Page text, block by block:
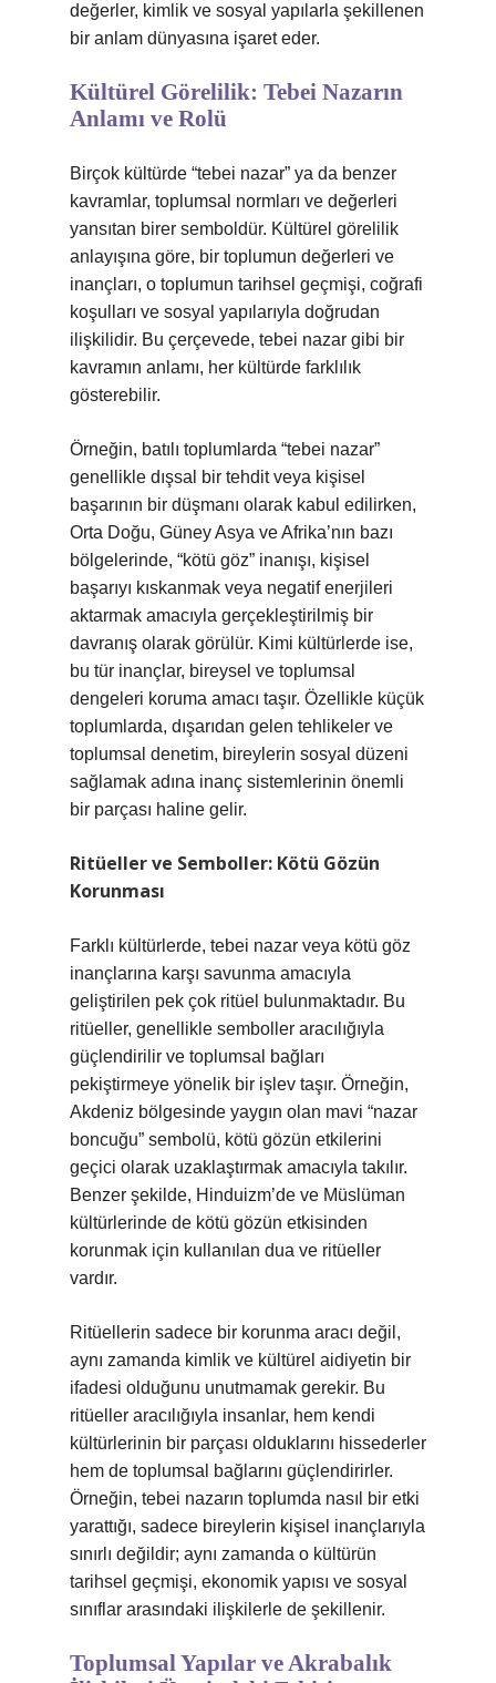
değerler, kimlik ve sosyal yapılarla şekillenen
bir anlam dünyasına işaret eder.
Kültürel Görelilik: Tebei Nazarın
Anlamı ve Rolü
Birçok kültürde “tebei nazar” ya da benzer
kavramlar, toplumsal normları ve değerleri
yansıtan birer semboldür. Kültürel görelilik
anlayışına göre, bir toplumun değerleri ve
inançları, o toplumun tarihsel geçmişi, coğrafi
koşulları ve sosyal yapılarıyla doğrudan
ilişkilidir. Bu çerçevede, tebei nazar gibi bir
kavramın anlamı, her kültürde farklılık
gösterebilir.
Örneğin, batılı toplumlarda “tebei nazar”
genellikle dışsal bir tehdit veya kişisel
başarının bir düşmanı olarak kabul edilirken,
Orta Doğu, Güney Asya ve Afrika’nın bazı
bölgelerinde, “kötü göz” inanışı, kişisel
başarıyı kıskanmak veya negatif enerjileri
aktarmak amacıyla gerçekleştirilmiş bir
davranış olarak görülür. Kimi kültürlerde ise,
bu tür inançlar, bireysel ve toplumsal
dengeleri koruma amacı taşır. Özellikle küçük
toplumlarda, dışarıdan gelen tehlikeler ve
toplumsal denetim, bireylerin sosyal düzeni
sağlamak adına inanç sistemlerinin önemli
bir parçası haline gelir.
Ritüeller ve Semboller: Kötü Gözün
Korunması
Farklı kültürlerde, tebei nazar veya kötü göz
inançlarına karşı savunma amacıyla
geliştirilen pek çok ritüel bulunmaktadır. Bu
ritüeller, genellikle semboller aracılığıyla
güçlendirilir ve toplumsal bağları
pekiştirmeye yönelik bir işlev taşır. Örneğin,
Akdeniz bölgesinde yaygın olan mavi “nazar
boncuğu” sembolü, kötü gözün etkilerini
geçici olarak uzaklaştırmak amacıyla takılır.
Benzer şekilde, Hinduizm’de ve Müslüman
kültürlerinde de kötü gözün etkisinden
korunmak için kullanılan dua ve ritüeller
vardır.
Ritüellerin sadece bir korunma aracı değil,
aynı zamanda kimlik ve kültürel aidiyetin bir
ifadesi olduğunu unutmamak gerekir. Bu
ritüeller aracılığıyla insanlar, hem kendi
kültürlerinin bir parçası olduklarını hissederler
hem de toplumsal bağlarını güçlendirirler.
Örneğin, tebei nazarın toplumda nasıl bir etki
yarattığı, sadece bireylerin kişisel inançlarıyla
sınırlı değildir; aynı zamanda o kültürün
tarihsel geçmişi, ekonomik yapısı ve sosyal
sınıflar arasındaki ilişkilerle de şekillenir.
Toplumsal Yapılar ve Akrabalık